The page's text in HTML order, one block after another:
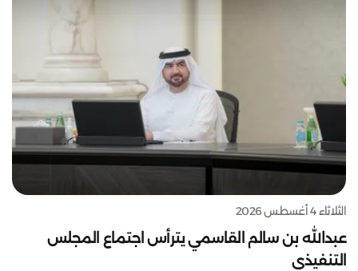
الثلاثاء 4 أغسطس 2026
عبدالله بن سالم القاسمي يترأس اجتماع المجلس
التنفيذي